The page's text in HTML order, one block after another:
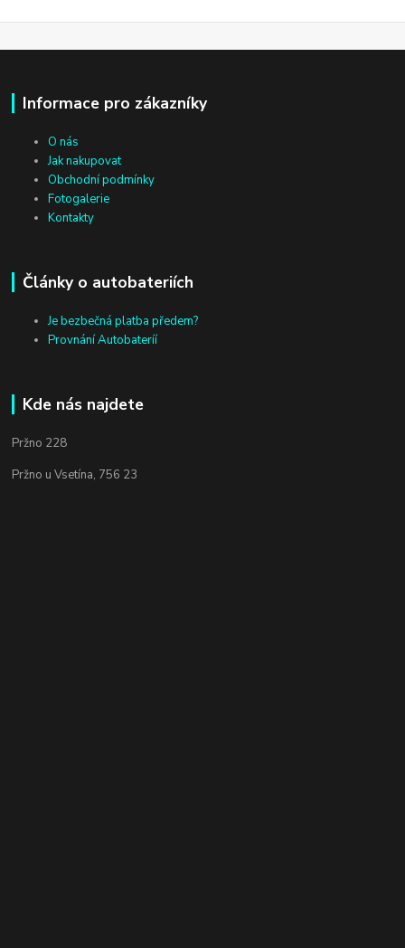
Informace pro zákazníky
O nás
Jak nakupovat
Obchodní podmínky
Fotogalerie
Kontakty
Články o autobateriích
Je bezbečná platba předem?
Provnání Autobateríí
Kde nás najdete
Pržno 228
Pržno u Vsetína, 756 23